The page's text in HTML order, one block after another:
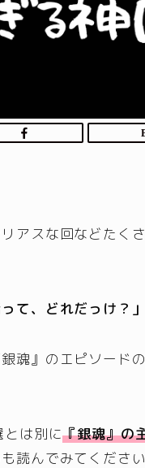
アスな回などたく
って、どれだっけ？」
魂』のエピソード
とは別に『銀魂』の
読んでみてください